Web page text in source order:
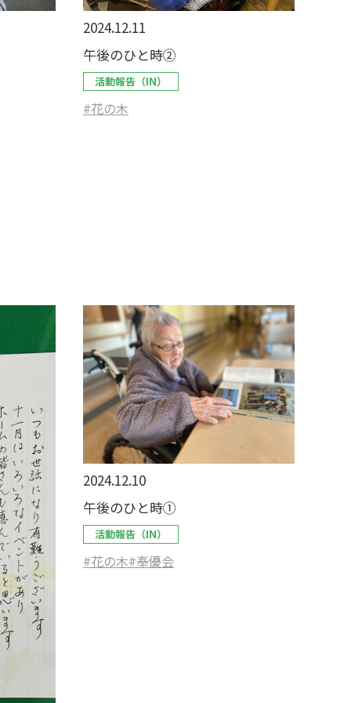
2024.12.11
午後のひと時②
活動報告（IN）
#花の木
2024.12.10
午後のひと時①
活動報告（IN）
#花の木#奉優会